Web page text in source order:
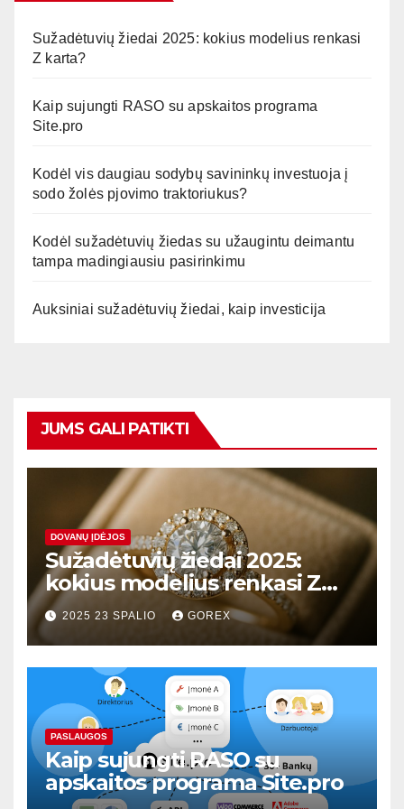
Sužadėtuvių žiedai 2025: kokius modelius renkasi
Z karta?
Kaip sujungti RASO su apskaitos programa
Site.pro
Kodėl vis daugiau sodybų savininkų investuoja į
sodo žolės pjovimo traktoriukus?
Kodėl sužadėtuvių žiedas su užaugintu deimantu
tampa madingiausiu pasirinkimu
Auksiniai sužadėtuvių žiedai, kaip investicija
JUMS GALI PATIKTI
DOVANŲ ĮDĖJOS
Sužadėtuvių žiedai 2025:
kokius modelius renkasi Z
karta?
2025 23 SPALIO GOREX
PASLAUGOS
Kaip sujungti RASO su
apskaitos programa Site.pro